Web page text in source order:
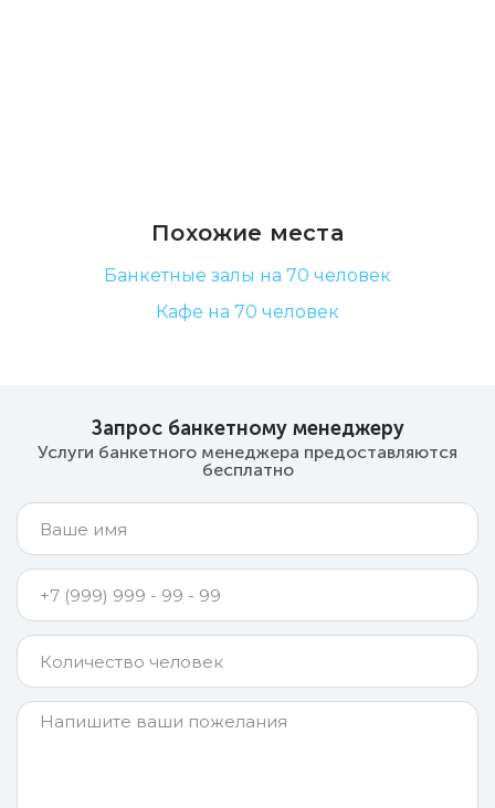
Похожие места
Банкетные залы на 70 человек
Кафе на 70 человек
Запрос банкетному менеджеру
Услуги банкетного менеджера предоставляются
бесплатно